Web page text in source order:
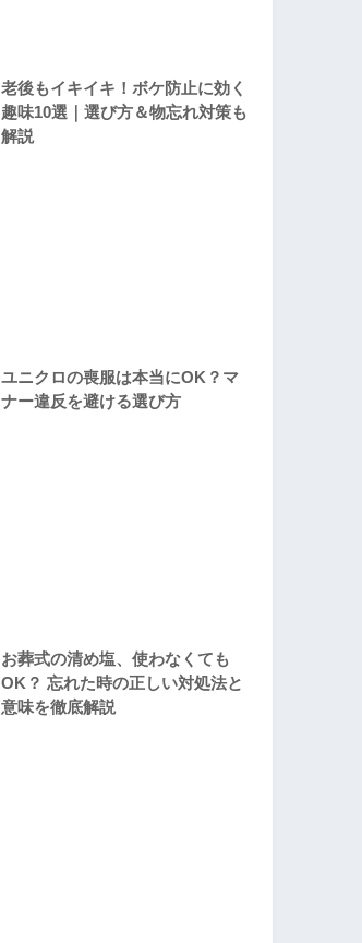
老後もイキイキ！ボケ防止に効く
趣味10選｜選び方＆物忘れ対策も
解説
ユニクロの喪服は本当にOK？マ
ナー違反を避ける選び方
お葬式の清め塩、使わなくても
OK？ 忘れた時の正しい対処法と
意味を徹底解説